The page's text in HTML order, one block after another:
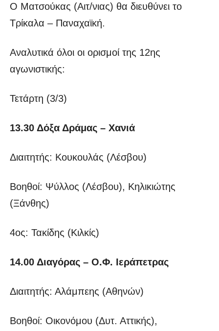
Ο Ματσούκας (Αιτ/νιας) θα διευθύνει το
Τρίκαλα – Παναχαϊκή.
Αναλυτικά όλοι οι ορισμοί της 12ης
αγωνιστικής:
Τετάρτη (3/3)
13.30 Δόξα Δράμας – Χανιά
Διαιτητής: Κουκουλάς (Λέσβου)
Βοηθοί: Ψύλλος (Λέσβου), Κηλικιώτης
(Ξάνθης)
4ος: Τακίδης (Κιλκίς)
14.00 Διαγόρας – Ο.Φ. Ιεράπετρας
Διαιτητής: Αλάμπεης (Αθηνών)
Βοηθοί: Οικονόμου (Δυτ. Αττικής),